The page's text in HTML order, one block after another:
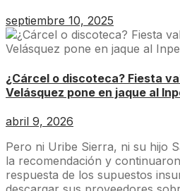
septiembre 10, 2025
¿Cárcel o discoteca? Fiesta
Velásquez pone en jaque al
abril 9, 2026
Pero ni Uribe Sierra, ni su hijo
la recomendación y
respuesta de los supuestos